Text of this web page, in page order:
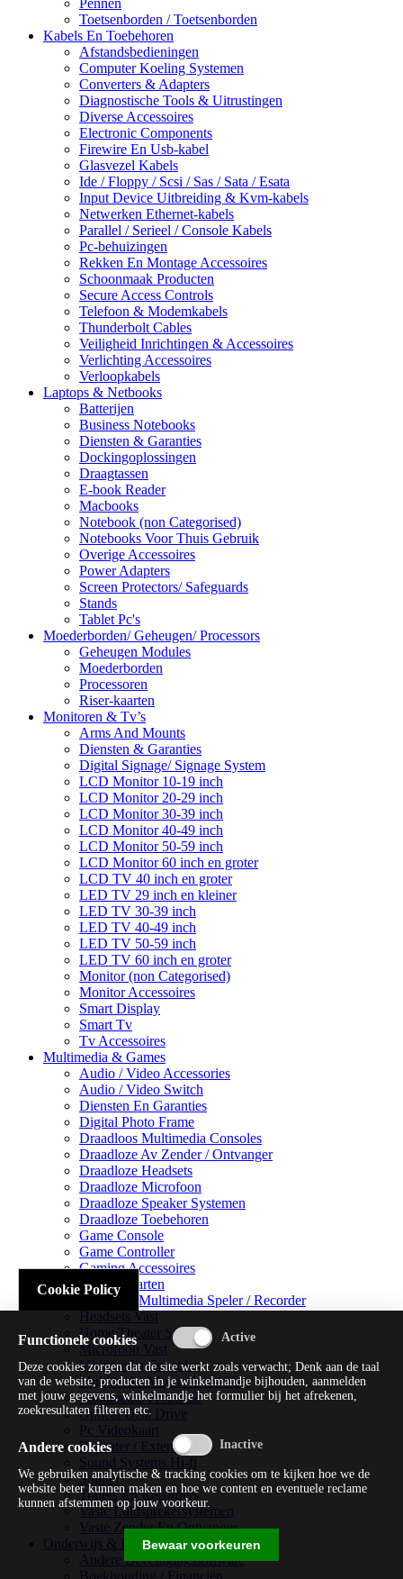
Pennen
Toetsenborden / Toetsenborden
Kabels En Toebehoren
Afstandsbedieningen
Computer Koeling Systemen
Converters & Adapters
Diagnostische Tools & Uitrustingen
Diverse Accessoires
Electronic Components
Firewire En Usb-kabel
Glasvezel Kabels
Ide / Floppy / Scsi / Sas / Sata / Esata
Input Device Uitbreiding & Kvm-kabels
Netwerken Ethernet-kabels
Parallel / Serieel / Console Kabels
Pc-behuizingen
Rekken En Montage Accessoires
Schoonmaak Producten
Secure Access Controls
Telefoon & Modemkabels
Thunderbolt Cables
Veiligheid Inrichtingen & Accessoires
Verlichting Accessoires
Verloopkabels
Laptops & Netbooks
Batterijen
Business Notebooks
Diensten & Garanties
Dockingoplossingen
Draagtassen
E-book Reader
Macbooks
Notebook (non Categorised)
Notebooks Voor Thuis Gebruik
Overige Accessoires
Power Adapters
Screen Protectors/ Safeguards
Stands
Tablet Pc's
Moederborden/ Geheugen/ Processors
Geheugen Modules
Moederborden
Processoren
Riser-kaarten
Monitoren & Tv’s
Arms And Mounts
Diensten & Garanties
Digital Signage/ Signage System
LCD Monitor 10-19 inch
LCD Monitor 20-29 inch
LCD Monitor 30-39 inch
LCD Monitor 40-49 inch
LCD Monitor 50-59 inch
LCD Monitor 60 inch en groter
LCD TV 40 inch en groter
LED TV 29 inch en kleiner
LED TV 30-39 inch
LED TV 40-49 inch
LED TV 50-59 inch
LED TV 60 inch en groter
Monitor (non Categorised)
Monitor Accessoires
Smart Display
Smart Tv
Tv Accessoires
Multimedia & Games
Audio / Video Accessories
Audio / Video Switch
Diensten En Garanties
Digital Photo Frame
Draadloos Multimedia Consoles
Draadloze Av Zender / Ontvanger
Draadloze Headsets
Draadloze Microfoon
Draadloze Speaker Systemen
Draadloze Toebehoren
Game Console
Game Controller
Gaming Accessoires
Geluidskaarten
Handheld Multimedia Speler / Recorder
Headsets Vast
Home Theater Systems
Microfoon Vast
Multimedia Consoles
Multimedia Mixer / Versterker
Multimedia Productie
Optical Disk Drive
Pc Videokaart
Repeater / Extender
Sound Systems Hi-fi
Splitter
Tuners En Recorders
Vaste Luidsprekersystemen
Vaste Zender En Ontvanger
Onderwijs & Recreatie
Andere Beveiligingssoftware
Cookie Policy
Functionele cookies
Deze cookies zorgen dat de site werkt zoals verwacht; Denk aan de taal
van de website, producten in je winkelmandje bijhouden, aanmelden
met jouw gegevens, winkelmandje het formulier bij het afrekenen,
zoekresultaten filteren etc.
Andere cookies
We gebruiken analytische & tracking cookies om te kijken hoe we de
website beter kunnen maken en hoe we content en eventuele reclame
kunnen afstemmen op jouw voorkeur.
Bewaar voorkeuren